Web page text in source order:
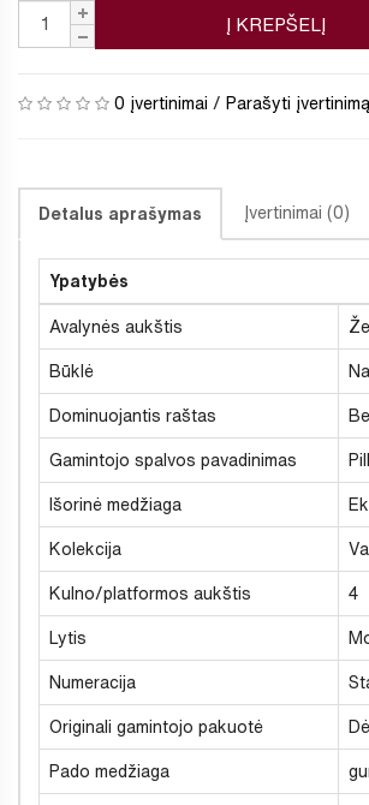
Į KREPŠELĮ
0 įvertinimai / Parašyti įvertinimą
Detalus aprašymas Įvertinimai (0)
Ypatybės
Avalynės aukštis
Būklė
Dominuojantis raštas
Gamintojo spalvos pavadinimas
Išorinė medžiaga
Kolekcija
Kulno/platformos aukštis 4
Lytis
Numeracija
Originali gamintojo pakuotė
Pado medžiaga